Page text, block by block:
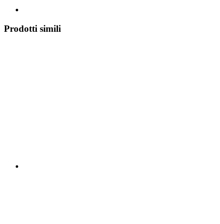
Prodotti simili